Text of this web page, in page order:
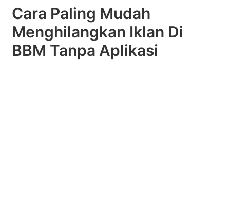
Cara Paling Mudah
Menghilangkan Iklan Di
BBM Tanpa Aplikasi